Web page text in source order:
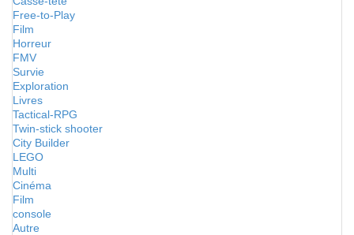
Free-to-Play
Film
Horreur
FMV
Survie
Exploration
Livres
Tactical-RPG
Twin-stick shooter
City Builder
LEGO
Multi
Cinéma
Film
console
Autre